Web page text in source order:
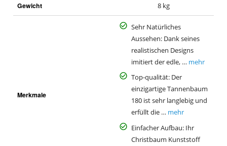
Gewicht 8 kg
Merkmale
Sehr Natürliches
Aussehen: Dank seines
realistischen Designs
imitiert der edle, … mehr
Top-qualität: Der
einzigartige Tannenbaum
180 ist sehr langlebig und
erfüllt die … mehr
Einfacher Aufbau: Ihr
Christbaum Kunststoff